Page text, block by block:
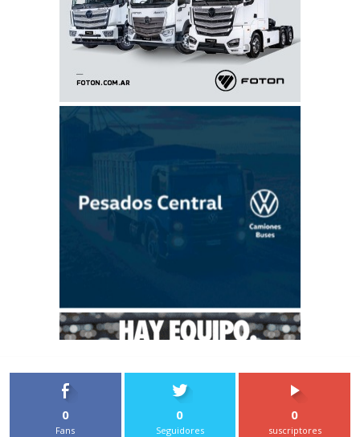
0
Fans
0
Seguidores
0
suscriptores